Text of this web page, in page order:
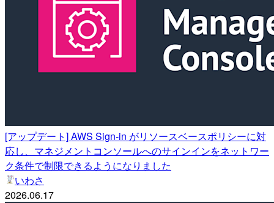
[アップデート] AWS Sign-in がリソースベースポリシーに対
応し、マネジメントコンソールへのサインインをネットワー
ク条件で制限できるようになりました
いわさ
2026.06.17